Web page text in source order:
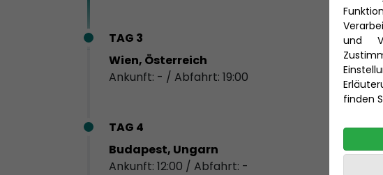
TAG 3
Wien, Österreich
Ankunft: - / Abfahrt: 19:00
TAG 4
Budapest, Ungarn
Ankunft: 12:00 / Abfahrt: -
und
finden